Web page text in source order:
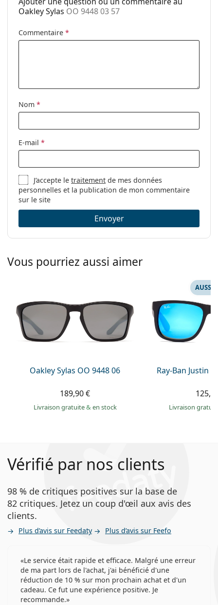
Catégorie:
Lunettes de soleil
Marque:
Oakley Sylas OO 9448 03 57
Commentaire *
Nom *
E-mail *
J’accepte letraitement de mes données
personnelles et la publication de mon commentaire
sur le site
Envoyer
Vous pourriez aussi aimer
Oakley Sylas OO 9448 06
189,90 €
Livraison gratuite& en stock
Ray-Ban Justin
AUSSI
Livraison
Vérifié par nos clients
98 % de critiques positives sur la base de
82 critiques. Jetez un coup d'œil aux avis des
clients.
Plus d’avis sur Feedaty Plus d’avis sur Feefo
Le service était rapide et efficace. Malgré une erreur
de ma part lors de l'achat, j'ai bénéficié d'une
réduction de 10 % sur mon prochain achat et d'un
cadeau. Ce fut une expérience positive. Je
recommande.